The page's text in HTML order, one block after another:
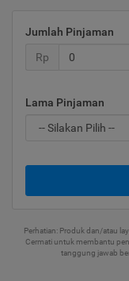
Jumlah Pinjaman
Rp
Lama Pinjaman
Perhatian: Produk dan/atau
Cermati untuk membantu
tanggung jawab